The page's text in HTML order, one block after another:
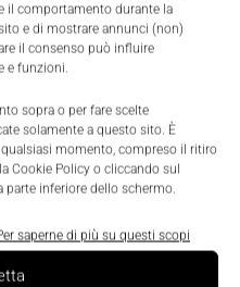
il comportamento durante la
e di mostrare annunci (non)
il consenso può influire
e funzioni.
sopra o per fare scelte
solamente a questo sito. È
momento, compreso il ritiro
Cookie Policy o cliccando sul
parte inferiore dello schermo.
saperne di più su questi scopi
è quella della
l’integrazione
di sistemi fisici
dispositivi edge e